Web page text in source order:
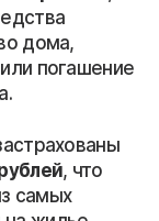
дома,
погашение
, что
самых